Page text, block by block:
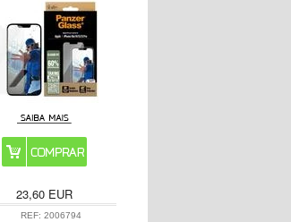
23,60 EUR
REF:2006794